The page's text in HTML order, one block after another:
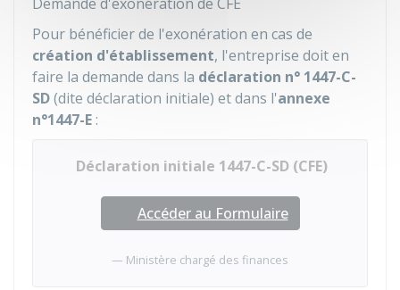
Pour bénéficier de l'exonération en cas de
création d'établissement, l'entreprise doit en
faire la demande dans la déclaration n° 1447-C-
SD(dite déclaration initiale) et dans l'annexe
n°1447-E :
Déclaration initiale 1447-C-SD (CFE)
Accéder au Formulaire
Ministère chargé des finances